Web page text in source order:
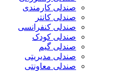
صندلی کارمندی
صندلی کانتر
صندلی کنفرانسی
صندلی کودک
صندلی گیم
صندلی مدیریتی
صندلی معاونتی